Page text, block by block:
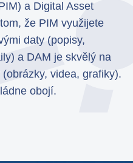
a Digital Asset
že PIM využijete
daty (popisy,
a DAM je skvělý na
videa, grafiky).
obojí.